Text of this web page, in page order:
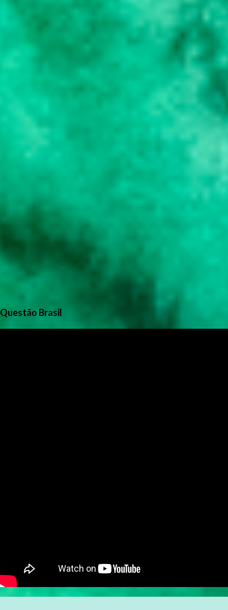
Questão Brasil